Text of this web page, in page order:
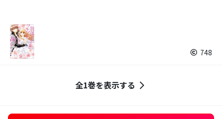
748
全1巻を表示する